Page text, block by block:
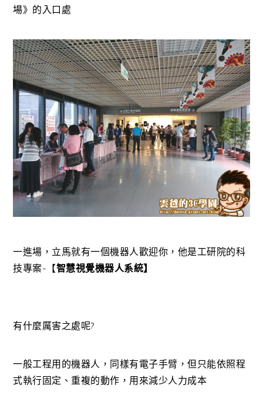
場》的入口處
一進場，立馬就有一個機器人歡迎你，他是工研院的科
技專案-【智慧視覺機器人系統】
有什麼厲害之處呢?
一般工程用的機器人，同樣有電子手臂，但只能依照程
式執行固定、重複的動作，用來減少人力成本